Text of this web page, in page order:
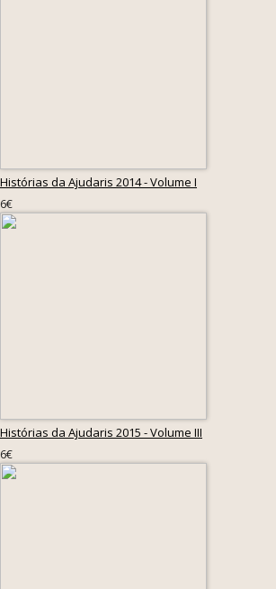
Histórias da Ajudaris 2014 - Volume I
6€
Histórias da Ajudaris 2015 - Volume III
6€